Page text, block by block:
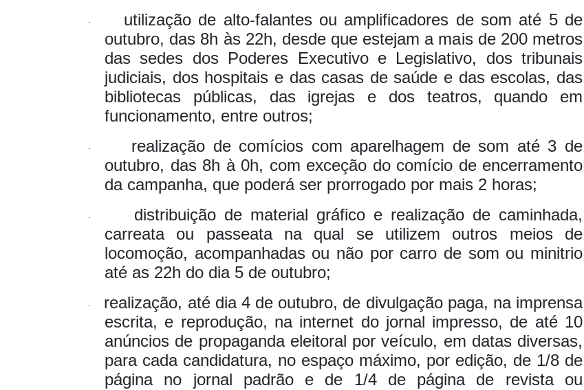
·
utilização de alto-falantes ou amplificadores de som até 5 de
outubro, das 8h às 22h, desde que estejam a mais de 200 metros
das sedes dos Poderes Executivo e Legislativo, dos tribunais
judiciais, dos hospitais e das casas de saúde e das escolas, das
bibliotecas públicas, das igrejas e dos teatros, quando em
funcionamento, entre outros;
·
realização de comícios com aparelhagem de som até 3 de
outubro, das 8h à 0h, com exceção do comício de encerramento
da campanha, que poderá ser prorrogado por mais 2 horas;
·
distribuição de material gráfico e realização de caminhada,
carreata ou passeata na qual se utilizem outros meios de
locomoção, acompanhadas ou não por carro de som ou minitrio
até as 22h do dia 5 de outubro;
·
realização, até dia 4 de outubro, de divulgação paga, na imprensa
escrita, e reprodução, na internet do jornal impresso, de até 10
anúncios de propaganda eleitoral por veículo, em datas diversas,
para cada candidatura, no espaço máximo, por edição, de 1/8 de
página no jornal padrão e de 1/4 de página de revista ou